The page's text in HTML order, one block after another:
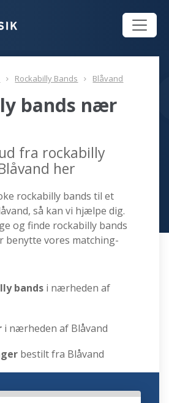
Rockabilly Bands Blåvand
bands nær
fra rockabilly
her
rockabilly bands til et
så kan vi hjælpe dig.
og finde rockabilly bands
benytte vores matching-
bands i nærheden af
i nærheden af Blåvand
bestilt fra Blåvand